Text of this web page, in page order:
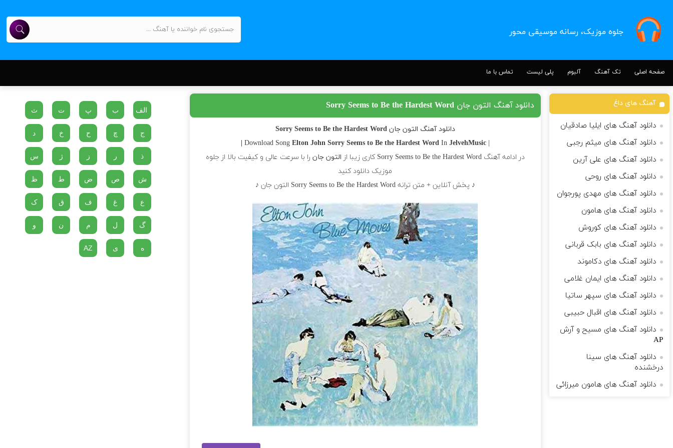
جلوه موزیک، رسانه موسیقی محور
صفحه اصلی تک آهنگ آلبوم پلی لیست تماس با ما
دانلود آهنگ التون جان Sorry Seems to Be the Hardest Word
دانلود آهنگ التون جان Sorry Seems to Be the Hardest Word
| Download Song
Elton John Sorry Seems to Be the Hardest WordIn JelvehMusic |
در ادامه آهنگ Sorry Seems to Be the Hardest Word کاری زیبا از
التون جان را با سرعت عالی و کیفیت بالا از جلوه
موزیک دانلود کنید
♪ پخش آنلاین + متن ترانه Sorry Seems to Be the Hardest Word التون جان ♪
آهنگ های داغ
دانلود آهنگ های ایلیا صادقیان
دانلود آهنگ های میثم رجبی
دانلود آهنگ های علی آرین
دانلود آهنگ های روحی
دانلود آهنگ های مهدی پورجوان
دانلود آهنگ های هامون
دانلود آهنگ های کوروش
دانلود آهنگ های بابک قربانی
دانلود آهنگ های دکاموند
دانلود آهنگ های ایمان غلامی
دانلود آهنگ های سپهر ساتیا
دانلود آهنگ های اقبال حبیبی
دانلود آهنگ های مسیح و آرش
AP
دانلود آهنگ های سینا
درخشنده
دانلود آهنگ های هامون میرزائی
الف ب پ ت ث
ج چ ح خ د
ذ ر ز ژ س
ش ص ض ط ظ
ع غ ف ق ک
گ ل م ن و
ه ی AZ